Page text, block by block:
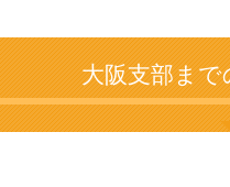
大阪支部ま